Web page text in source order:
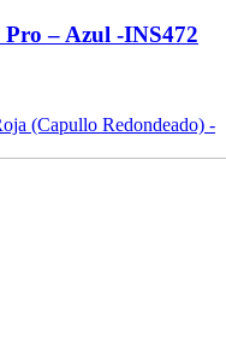
– Azul -INS472